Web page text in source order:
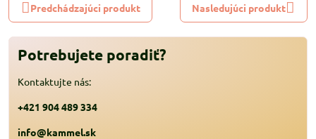
Predchádzajúci produkt Nasledujúci produkt
Potrebujete poradiť?
Kontaktujte nás:
+421 904 489 334
info@kammel.sk